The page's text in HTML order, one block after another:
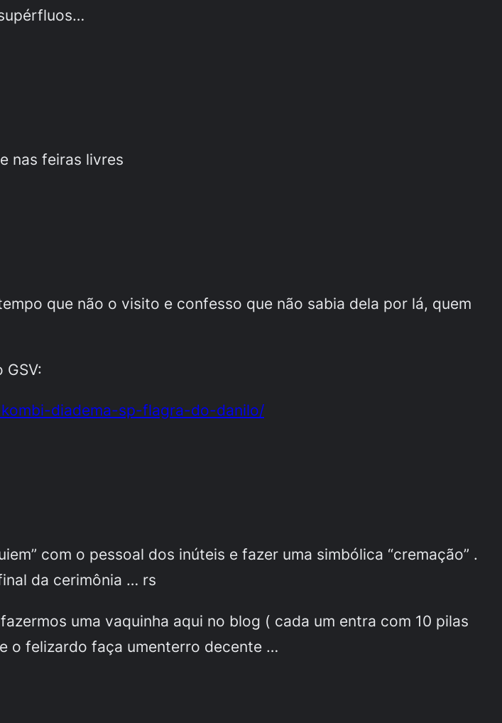
nas feiras livres
que não o visito e confesso que não sabia dela por lá, quem
diadema-sp-flagra-do-danilo/
com o pessoal dos inúteis e fazer uma simbólica “cremação” .
da cerimônia … rs
uma vaquinha aqui no blog ( cada um entra com 10 pilas
o felizardo faça umenterro decente …